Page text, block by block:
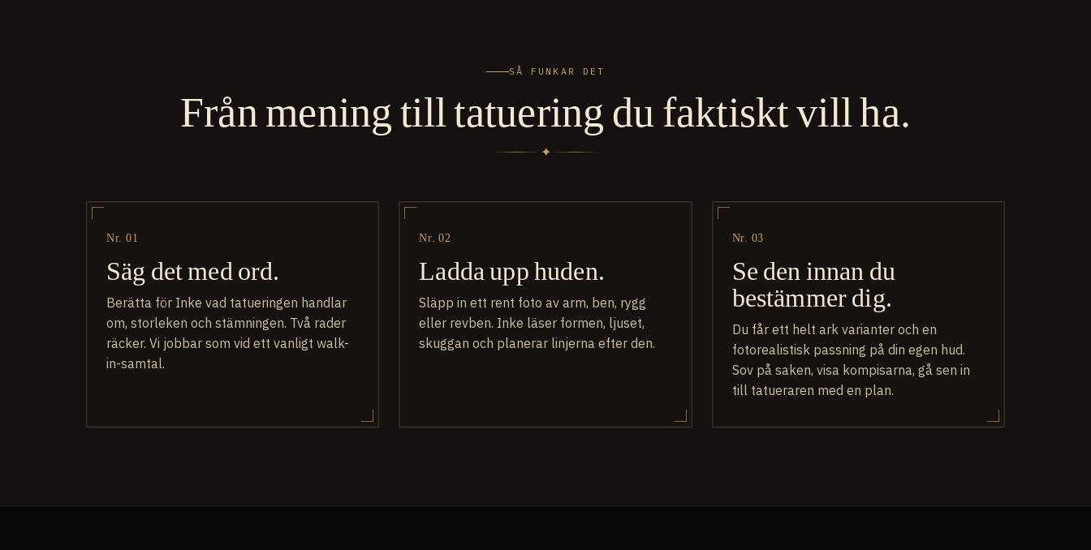
SÅ FUNKAR DET
Från mening till tatuering du faktiskt vill ha.
✦
Nr. 01
Säg det med ord.
Berätta för Inke vad tatueringen handlar
om, storleken och stämningen. Två rader
räcker. Vi jobbar som vid ett vanligt walk-
in-samtal.
Nr. 02
Ladda upp huden.
Släpp in ett rent foto av arm, ben, rygg
eller revben. Inke läser formen, ljuset,
skuggan och planerar linjerna efter den.
Nr. 03
Se den innan du
bestämmer dig.
Du får ett helt ark varianter och en
fotorealistisk passning på din egen hud.
Sov på saken, visa kompisarna, gå sen in
till tatueraren med en plan.